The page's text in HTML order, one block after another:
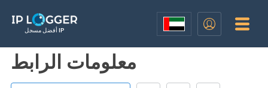
أفضل مسجل IP
معلومات الرابط